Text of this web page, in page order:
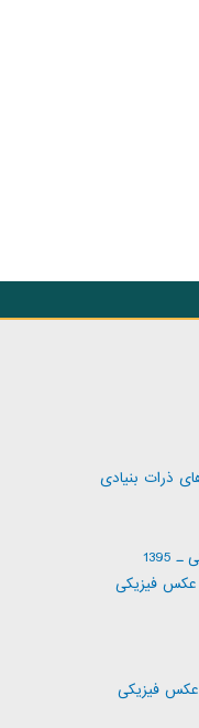
ذرات بنیادی
عکس فیزیکی
عکس فیزیکی